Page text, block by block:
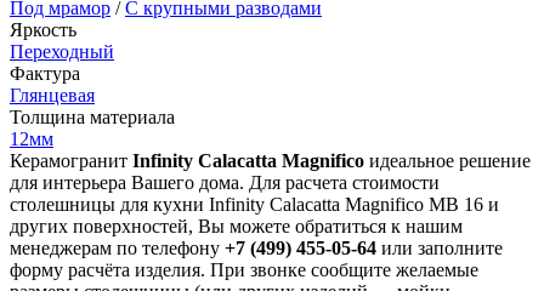
Под мрамор /С крупными разводами
Яркость
Переходный
Фактура
Глянцевая
Толщина материала
12мм
Керамогранит Infinity Calacatta Magnifico идеальное решение
для интерьера Вашего дома. Для расчета стоимости
столешницы для кухни Infinity Calacatta Magnifico MB 16 и
других поверхностей, Вы можете обратиться к нашим
менеджерам по телефону +7 (499) 455-05-64 или заполните
форму расчёта изделия. При звонке сообщите желаемые